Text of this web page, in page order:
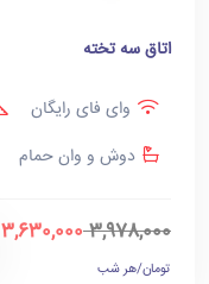
اتاق سه تخته
وای فای رایگان
دوش و وان حمام
3,978,000
3,630,000
تومان/هر شب